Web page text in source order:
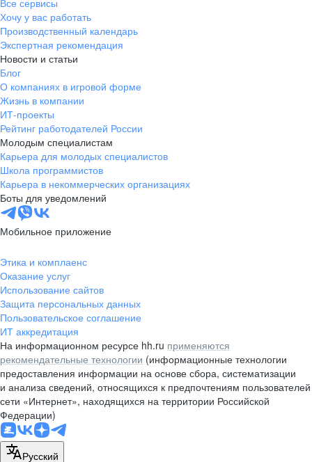
Все сервисы
Хочу у вас работать
Производственный календарь
Экспертная рекомендация
Новости и статьи
Блог
О компаниях в игровой форме
Жизнь в компании
ИТ-проекты
Рейтинг работодателей России
Молодым специалистам
Карьера для молодых специалистов
Школа программистов
Карьера в некоммерческих организациях
Боты для уведомлений
Мобильное приложение
Этика и комплаенс
Оказание услуг
Использование сайтов
Защита персональных данных
Пользовательское соглашение
ИТ аккредитация
На информационном ресурсе hh.ru применяются
рекомендательные технологии (информационные технологии
предоставления информации на основе сбора, систематизации
и анализа сведений, относящихся к предпочтениям пользователей
сети «Интернет», находящихся на территории Российской
Федерации)
Русский